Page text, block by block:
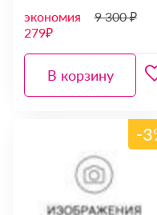
экономия
279₽
9 300 ₽
В корзину
-